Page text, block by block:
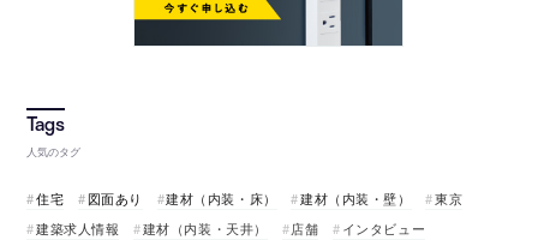
人気のタグ
住宅 図面あり 建材（内装・床） 建材（内装・壁）
東京
建築求人情報
建材（内装・天井） 店舗
インタビュー